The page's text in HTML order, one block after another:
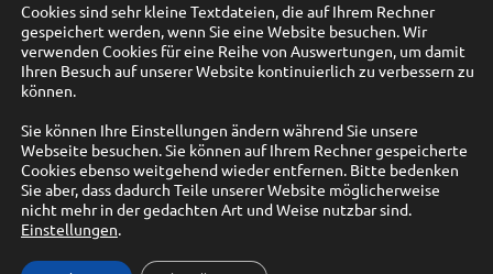
Anmelden
Eintrags-Feed
WordPress.org
Cookies sind sehr kleine Textdateien, die auf Ihrem Rechner
gespeichert werden, wenn Sie eine Website besuchen. Wir
verwenden Cookies für eine Reihe von Auswertungen, um damit
Ihren Besuch auf unserer Website kontinuierlich zu verbessern zu
können.
Sie können Ihre Einstellungen ändern während Sie unsere
Webseite besuchen. Sie können auf Ihrem Rechner gespeicherte
Cookies ebenso weitgehend wieder entfernen. Bitte bedenken
Sie aber, dass dadurch Teile unserer Website möglicherweise
nicht mehr in der gedachten Art und Weise nutzbar sind.
Einstellungen.